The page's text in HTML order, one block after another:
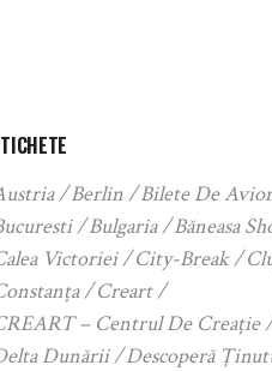
Berlin Bilete De
Bulgaria
Băneasa
Victoriei
City-Break
Creart
– Centrul De Creație
Dunării
Descoperă